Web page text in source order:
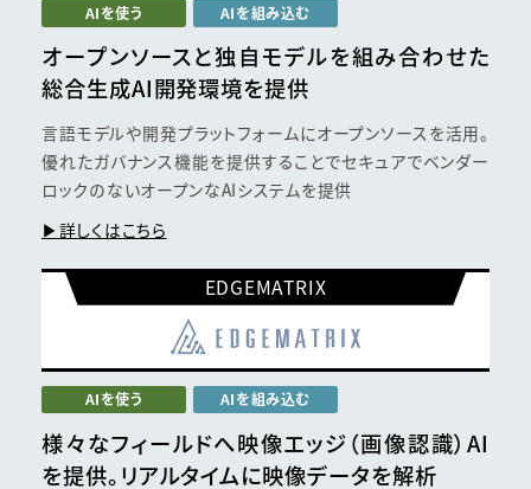
AIを使う AIを組み込む
オープンソースと独自モデルを組み合わせた
総合生成AI開発環境を提供
言語モデルや開発プラットフォームにオープンソースを活用。
優れたガバナンス機能を提供することでセキュアでベンダー
ロックのないオープンなAIシステムを提供
詳しくはこちら
EDGEMATRIX
AIを使う AIを組み込む
様々なフィールドへ映像エッジ（画像認識）AI
を提供。リアルタイムに映像データを解析